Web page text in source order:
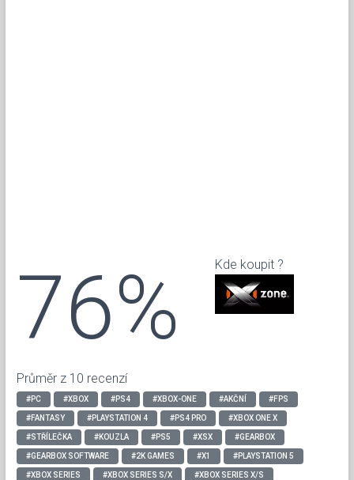
76%
Průměr z 10 recenzí
Kde koupit ?
#PC #XBOX #PS4 #XBOX-ONE #AKČNÍ #FPS
#FANTASY #PLAYSTATION 4 #PS4 PRO #XBOX ONE X
#STŘÍLEČKA #KOUZLA #PS5 #XSX #GEARBOX
#GEARBOX SOFTWARE #2K GAMES #X1 #PLAYSTATION 5
#XBOX SERIES #XBOX SERIES S/X #XBOX SERIES X/S